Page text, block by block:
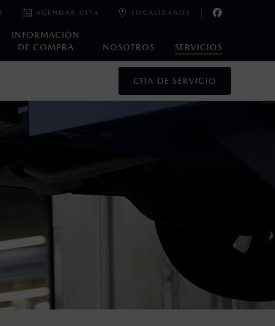
INFORMACIÓN
DE COMPRA
NOSOTROS SERVICIOS
AGENDAR CITA LOCALÍZANOS
CITA DE SERVICIO
de los Estados Unidos Mexicanos, incluyen: I.V.A., e
Mazda de México, se reserva el derecho de